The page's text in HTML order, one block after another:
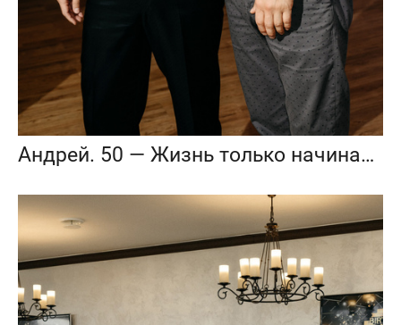
Андрей. 50 — Жизнь только начинается!